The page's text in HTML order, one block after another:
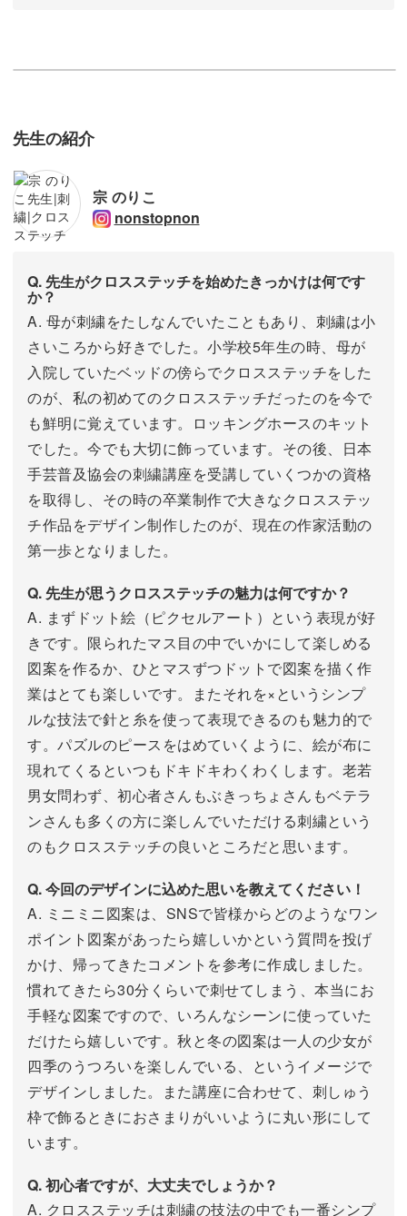
先生の紹介
宗 のりこ
nonstopnon
Q. 先生がクロスステッチを始めたきっかけは何です
か？
A. 母が刺繍をたしなんでいたこともあり、刺繍は小
さいころから好きでした。小学校5年生の時、母が
入院していたベッドの傍らでクロスステッチをした
のが、私の初めてのクロスステッチだったのを今で
も鮮明に覚えています。ロッキングホースのキット
でした。今でも大切に飾っています。その後、日本
手芸普及協会の刺繍講座を受講していくつかの資格
を取得し、その時の卒業制作で大きなクロスステッ
チ作品をデザイン制作したのが、現在の作家活動の
第一歩となりました。
Q. 先生が思うクロスステッチの魅力は何ですか？
A. まずドット絵（ピクセルアート）という表現が好
きです。限られたマス目の中でいかにして楽しめる
図案を作るか、ひとマスずつドットで図案を描く作
業はとても楽しいです。またそれを×というシンプ
ルな技法で針と糸を使って表現できるのも魅力的で
す。パズルのピースをはめていくように、絵が布に
現れてくるといつもドキドキわくわくします。老若
男女問わず、初心者さんもぶきっちょさんもベテラ
ンさんも多くの方に楽しんでいただける刺繍という
のもクロスステッチの良いところだと思います。
Q. 今回のデザインに込めた思いを教えてください！
A. ミニミニ図案は、SNSで皆様からどのようなワン
ポイント図案があったら嬉しいかという質問を投げ
かけ、帰ってきたコメントを参考に作成しました。
慣れてきたら30分くらいで刺せてしまう、本当にお
手軽な図案ですので、いろんなシーンに使っていた
だけたら嬉しいです。秋と冬の図案は一人の少女が
四季のうつろいを楽しんでいる、というイメージで
デザインしました。また講座に合わせて、刺しゅう
枠で飾るときにおさまりがいいように丸い形にして
います。
Q. 初心者ですが、大丈夫でしょうか？
A. クロスステッチは刺繍の技法の中でも一番シンプ